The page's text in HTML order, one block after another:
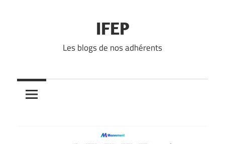
IFEP
Les blogs de nos adhérents